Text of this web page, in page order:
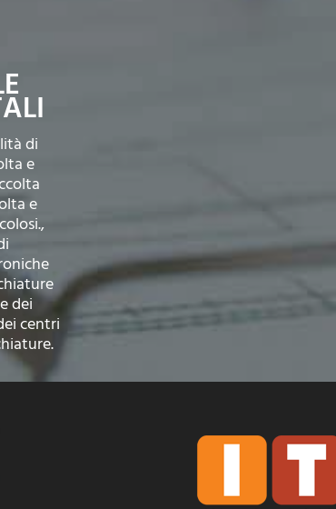
di
e
e
dei
centri